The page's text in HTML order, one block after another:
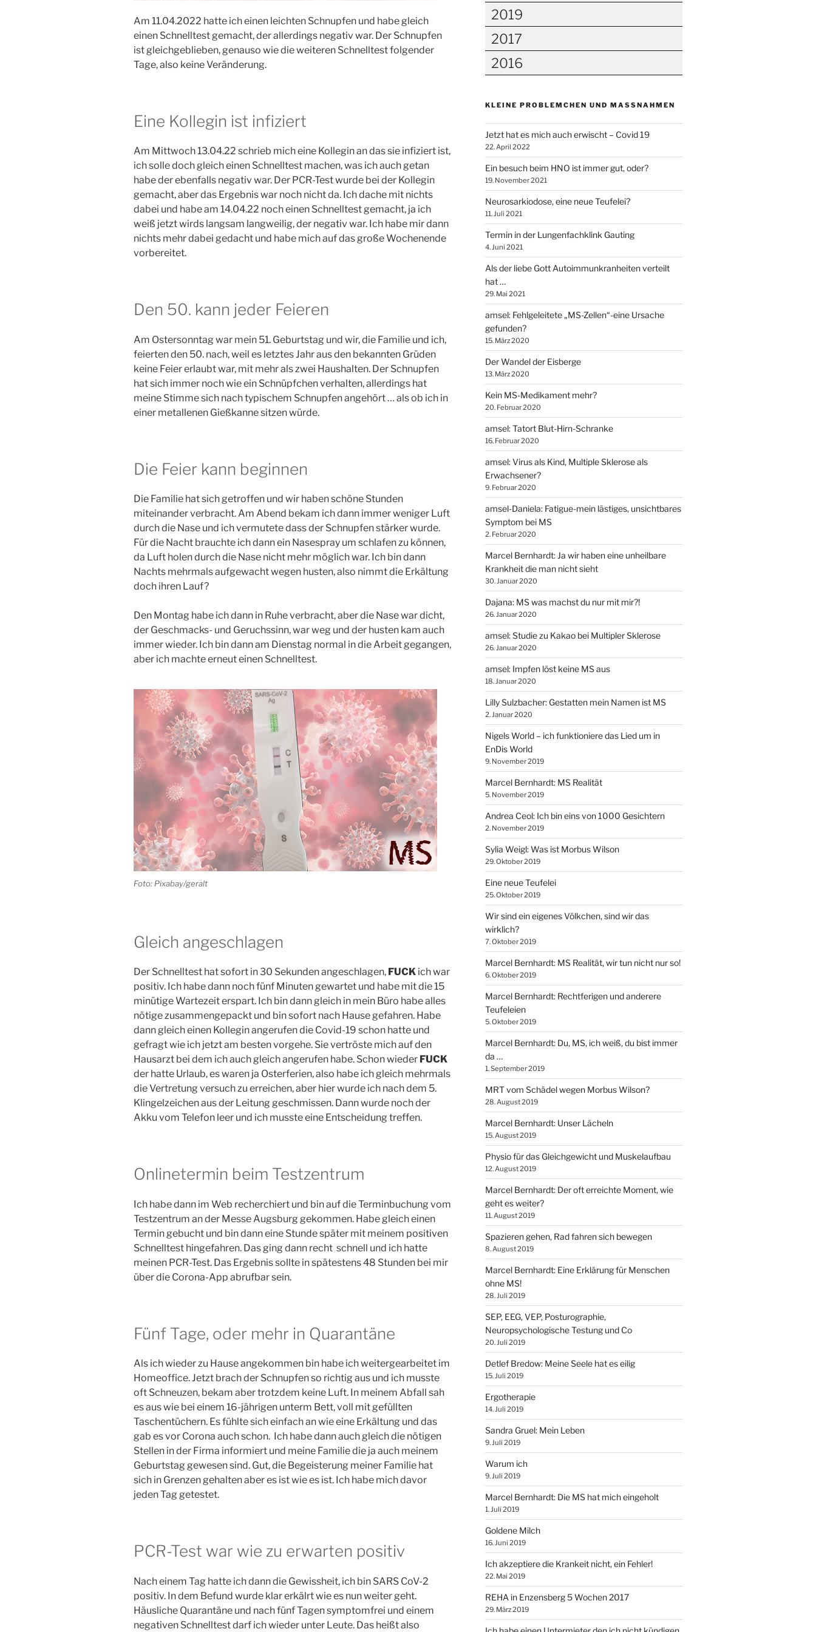
Am 11.04.2022 hatte ich einen leichten Schnupfen und habe gleich
einen Schnelltest gemacht, der allerdings negativ war. Der Schnupfen
ist gleichgeblieben, genauso wie die weiteren Schnelltest folgender
Tage, also keine Veränderung.
Eine Kollegin ist infiziert
Am Mittwoch 13.04.22 schrieb mich eine Kollegin an das sie infiziert ist,
ich solle doch gleich einen Schnelltest machen, was ich auch getan
habe der ebenfalls negativ war. Der PCR-Test wurde bei der Kollegin
gemacht, aber das Ergebnis war noch nicht da. Ich dache mit nichts
dabei und habe am 14.04.22 noch einen Schnelltest gemacht, ja ich
weiß jetzt wirds langsam langweilig, der negativ war. Ich habe mir dann
nichts mehr dabei gedacht und habe mich auf das große Wochenende
vorbereitet.
Den 50. kann jeder Feieren
Am Ostersonntag war mein 51. Geburtstag und wir, die Familie und ich,
feierten den 50. nach, weil es letztes Jahr aus den bekannten Grüden
keine Feier erlaubt war, mit mehr als zwei Haushalten. Der Schnupfen
hat sich immer noch wie ein Schnüpfchen verhalten, allerdings hat
meine Stimme sich nach typischem Schnupfen angehört … als ob ich in
einer metallenen Gießkanne sitzen würde.
Die Feier kann beginnen
Die Familie hat sich getroffen und wir haben schöne Stunden
miteinander verbracht. Am Abend bekam ich dann immer weniger Luft
durch die Nase und ich vermutete dass der Schnupfen stärker wurde.
Für die Nacht brauchte ich dann ein Nasespray um schlafen zu können,
da Luft holen durch die Nase nicht mehr möglich war. Ich bin dann
Nachts mehrmals aufgewacht wegen husten, also nimmt die Erkältung
doch ihren Lauf?
Den Montag habe ich dann in Ruhe verbracht, aber die Nase war dicht,
der Geschmacks- und Geruchssinn, war weg und der husten kam auch
immer wieder. Ich bin dann am Dienstag normal in die Arbeit gegangen,
aber ich machte erneut einen Schnelltest.
Foto: Pixabay/geralt
Gleich angeschlagen
Der Schnelltest hat sofort in 30 Sekunden angeschlagen, FUCK ich war
positiv. Ich habe dann noch fünf Minuten gewartet und habe mit die 15
minütige Wartezeit erspart. Ich bin dann gleich in mein Büro habe alles
nötige zusammengepackt und bin sofort nach Hause gefahren. Habe
dann gleich einen Kollegin angerufen die Covid-19 schon hatte und
gefragt wie ich jetzt am besten vorgehe. Sie vertröste mich auf den
Hausarzt bei dem ich auch gleich angerufen habe. Schon wieder FUCK
der hatte Urlaub, es waren ja Osterferien, also habe ich gleich mehrmals
die Vertretung versuch zu erreichen, aber hier wurde ich nach dem 5.
Klingelzeichen aus der Leitung geschmissen. Dann wurde noch der
Akku vom Telefon leer und ich musste eine Entscheidung treffen.
Onlinetermin beim Testzentrum
Ich habe dann im Web recherchiert und bin auf die Terminbuchung vom
Testzentrum an der Messe Augsburg gekommen. Habe gleich einen
Termin gebucht und bin dann eine Stunde später mit meinem positiven
Schnelltest hingefahren. Das ging dann recht schnell und ich hatte
meinen PCR-Test. Das Ergebnis sollte in spätestens 48 Stunden bei mir
über die Corona-App abrufbar sein.
Fünf Tage, oder mehr in Quarantäne
Als ich wieder zu Hause angekommen bin habe ich weitergearbeitet im
Homeoffice. Jetzt brach der Schnupfen so richtig aus und ich musste
oft Schneuzen, bekam aber trotzdem keine Luft. In meinem Abfall sah
es aus wie bei einem 16-jährigen unterm Bett, voll mit gefüllten
Taschentüchern. Es fühlte sich einfach an wie eine Erkältung und das
gab es vor Corona auch schon. Ich habe dann auch gleich die nötigen
Stellen in der Firma informiert und meine Familie die ja auch meinem
Geburtstag gewesen sind. Gut, die Begeisterung meiner Familie hat
sich in Grenzen gehalten aber es ist wie es ist. Ich habe mich davor
jeden Tag getestet.
PCR-Test war wie zu erwarten positiv
Nach einem Tag hatte ich dann die Gewissheit, ich bin SARS CoV-2
positiv. In dem Befund wurde klar erkälrt wie es nun weiter geht.
Häusliche Quarantäne und nach fünf Tagen symptomfrei und einem
negativen Schnelltest darf ich wieder unter Leute. Das heißt also
2019
2017
2016
KLEINE PROBLEMCHEN UND MASSNAHMEN
Jetzt hat es mich auch erwischt – Covid 19
22. April 2022
Ein besuch beim HNO ist immer gut, oder?
19. November 2021
Neurosarkiodose, eine neue Teufelei?
11. Juli 2021
Termin in der Lungenfachklink Gauting
4. Juni 2021
Als der liebe Gott Autoimmunkranheiten verteilt
hat …
29. Mai 2021
amsel: Fehlgeleitete „MS-Zellen“-eine Ursache
gefunden?
15. März 2020
Der Wandel der Eisberge
13. März 2020
Kein MS-Medikament mehr?
20. Februar 2020
amsel: Tatort Blut-Hirn-Schranke
16. Februar 2020
amsel: Virus als Kind, Multiple Sklerose als
Erwachsener?
9. Februar 2020
amsel-Daniela: Fatigue-mein lästiges, unsichtbares
Symptom bei MS
2. Februar 2020
Marcel Bernhardt: Ja wir haben eine unheilbare
Krankheit die man nicht sieht
30. Januar 2020
Dajana: MS was machst du nur mit mir?!
26. Januar 2020
amsel: Studie zu Kakao bei Multipler Sklerose
26. Januar 2020
amsel: Impfen löst keine MS aus
18. Januar 2020
Lilly Sulzbacher: Gestatten mein Namen ist MS
2. Januar 2020
Nigels World – ich funktioniere das Lied um in
EnDis World
9. November 2019
Marcel Bernhardt: MS Realität
5. November 2019
Andrea Ceol: Ich bin eins von 1000 Gesichtern
2. November 2019
Sylia Weigl: Was ist Morbus Wilson
29. Oktober 2019
Eine neue Teufelei
25. Oktober 2019
Wir sind ein eigenes Völkchen, sind wir das
wirklich?
7. Oktober 2019
Marcel Bernhardt: MS Realität, wir tun nicht nur so!
6. Oktober 2019
Marcel Bernhardt: Rechtferigen und anderere
Teufeleien
5. Oktober 2019
Marcel Bernhardt: Du, MS, ich weiß, du bist immer
da …
1. September 2019
MRT vom Schädel wegen Morbus Wilson?
28. August 2019
Marcel Bernhardt: Unser Lächeln
15. August 2019
Physio für das Gleichgewicht und Muskelaufbau
12. August 2019
Marcel Bernhardt: Der oft erreichte Moment, wie
geht es weiter?
11. August 2019
Spazieren gehen, Rad fahren sich bewegen
8. August 2019
Marcel Bernhardt: Eine Erklärung für Menschen
ohne MS!
28. Juli 2019
SEP, EEG, VEP, Posturographie,
Neuropsychologische Testung und Co
20. Juli 2019
Detlef Bredow‎: Meine Seele hat es eilig
15. Juli 2019
Ergotherapie
14. Juli 2019
Sandra Gruel: Mein Leben
9. Juli 2019
Warum ich
9. Juli 2019
Marcel Bernhardt‎: Die MS hat mich eingeholt
1. Juli 2019
Goldene Milch
16. Juni 2019
Ich akzeptiere die Krankeit nicht, ein Fehler!
22. Mai 2019
REHA in Enzensberg 5 Wochen 2017
29. März 2019